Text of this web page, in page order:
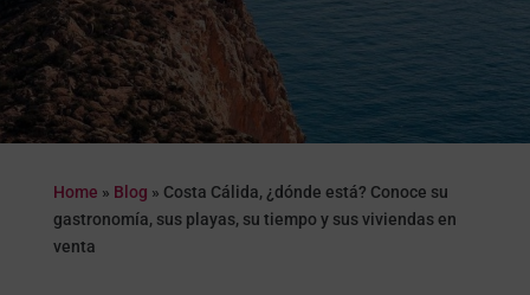
Home » Blog » Costa Cálida, ¿dónde está? Conoce su
gastronomía, sus playas, su tiempo y sus viviendas en
venta